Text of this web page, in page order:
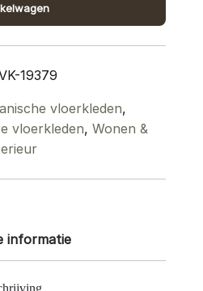
19379
vloerkleden,
vloerkleden, Wonen &
informatie